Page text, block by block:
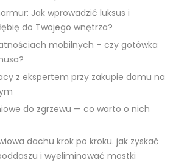
Jak wprowadzić luksus i
do Twojego wnętrza?
mobilnych – czy gotówka
z ekspertem przy zakupie domu na
do zgrzewu — co warto o nich
dachu krok po kroku. jak zyskać
i wyeliminować mostki